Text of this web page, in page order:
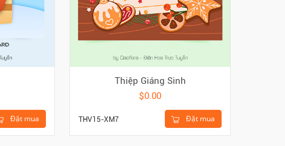
Đặt mua
Thiệp Giáng Sinh
$0.00
Đặt mua
THV15-XM7